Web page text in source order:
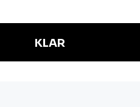
våra utbildningar,